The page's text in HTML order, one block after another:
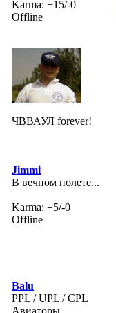
Karma: +15/-0
Offline
ЧВВАУЛ forever!
Jimmi
В вечном полете...
Karma: +5/-0
Offline
Balu
PPL / UPL / CPL
Авиаторы